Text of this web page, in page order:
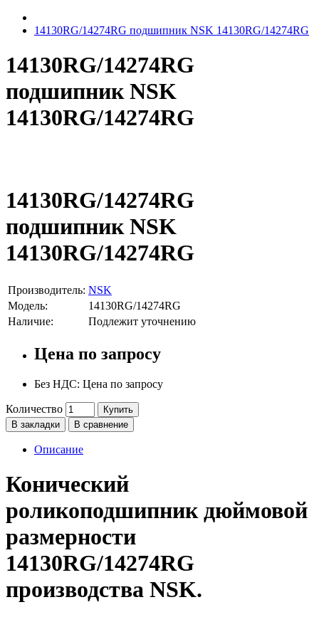
14130RG/14274RG подшипник NSK 14130RG/14274RG
14130RG/14274RG
подшипник NSK
14130RG/14274RG
14130RG/14274RG
подшипник NSK
14130RG/14274RG
Производитель: NSK
Модель:
14130RG/14274RG
Наличие:
Подлежит уточнению
Цена по запросу
Без НДС: Цена по запросу
Количество
Купить
В закладки
В сравнение
Описание
Конический
роликоподшипник дюймовой
размерности
14130RG/14274RG
производства NSK.